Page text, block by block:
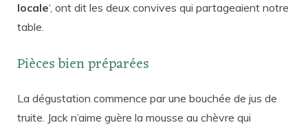
locale‘, ont dit les deux convives qui partageaient notre
table.
Pièces bien préparées
La dégustation commence par une bouchée de jus de
truite. Jack n’aime guère la mousse au chèvre qui